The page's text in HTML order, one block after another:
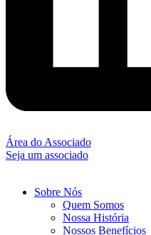
Área do Associado
Seja um associado
Sobre Nós
Quem Somos
Nossa História
Nossos Benefícios